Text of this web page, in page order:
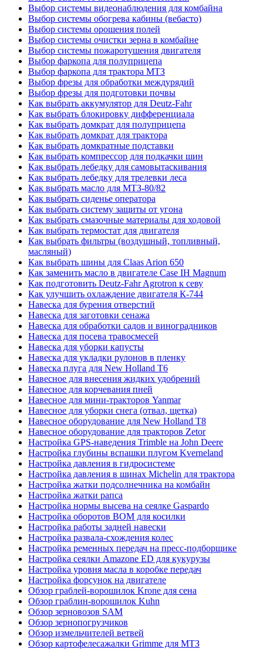
Выбор системы видеонаблюдения для комбайна
Выбор системы обогрева кабины (вебасто)
Выбор системы орошения полей
Выбор системы очистки зерна в комбайне
Выбор системы пожаротушения двигателя
Выбор фаркопа для полуприцепа
Выбор фаркопа для трактора МТЗ
Выбор фрезы для обработки междурядий
Выбор фрезы для подготовки почвы
Как выбрать аккумулятор для Deutz-Fahr
Как выбрать блокировку дифференциала
Как выбрать домкрат для полуприцепа
Как выбрать домкрат для трактора
Как выбрать домкратные подставки
Как выбрать компрессор для подкачки шин
Как выбрать лебедку для самовытаскивания
Как выбрать лебедку для трелевки леса
Как выбрать масло для МТЗ-80/82
Как выбрать сиденье оператора
Как выбрать систему защиты от угона
Как выбрать смазочные материалы для ходовой
Как выбрать термостат для двигателя
Как выбрать фильтры (воздушный, топливный,
масляный)
Как выбрать шины для Claas Arion 650
Как заменить масло в двигателе Case IH Magnum
Как подготовить Deutz-Fahr Agrotron к севу
Как улучшить охлаждение двигателя К-744
Навеска для бурения отверстий
Навеска для заготовки сенажа
Навеска для обработки садов и виноградников
Навеска для посева травосмесей
Навеска для уборки капусты
Навеска для укладки рулонов в пленку
Навеска плуга для New Holland T6
Навесное для внесения жидких удобрений
Навесное для корчевания пней
Навесное для мини-тракторов Yanmar
Навесное для уборки снега (отвал, щетка)
Навесное оборудование для New Holland T8
Навесное оборудование для тракторов Zetor
Настройка GPS-наведения Trimble на John Deere
Настройка глубины вспашки плугом Kverneland
Настройка давления в гидросистеме
Настройка давления в шинах Michelin для трактора
Настройка жатки подсолнечника на комбайн
Настройка жатки рапса
Настройка нормы высева на сеялке Gaspardo
Настройка оборотов ВОМ для косилки
Настройка работы задней навески
Настройка развала-схождения колес
Настройка ременных передач на пресс-подборщике
Настройка сеялки Amazone ED для кукурузы
Настройка уровня масла в коробке передач
Настройка форсунок на двигателе
Обзор граблей-ворошилок Krone для сена
Обзор граблин-ворошилок Kuhn
Обзор зерновозов SAM
Обзор зернопогрузчиков
Обзор измельчителей ветвей
Обзор картофелесажалки Grimme для МТЗ